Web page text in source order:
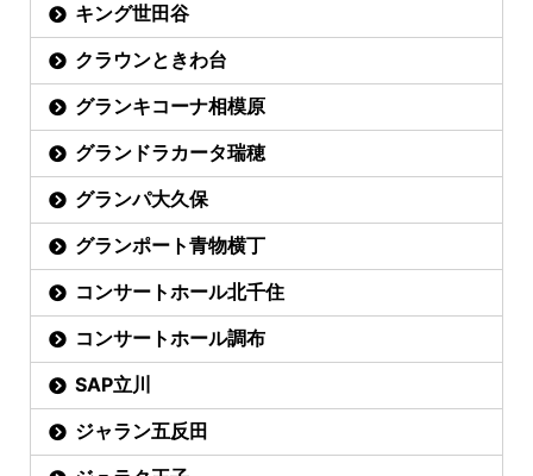
キング世田谷
クラウンときわ台
グランキコーナ相模原
グランドラカータ瑞穂
グランパ大久保
グランポート青物横丁
コンサートホール北千住
コンサートホール調布
SAP立川
ジャラン五反田